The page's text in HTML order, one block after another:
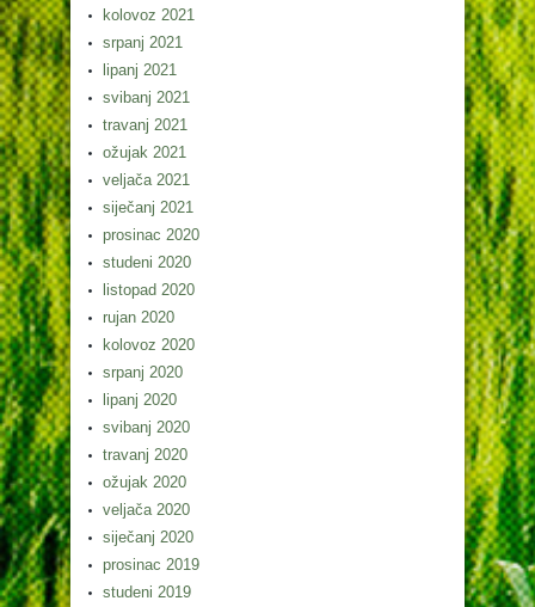
kolovoz 2021
srpanj 2021
lipanj 2021
svibanj 2021
travanj 2021
ožujak 2021
veljača 2021
siječanj 2021
prosinac 2020
studeni 2020
listopad 2020
rujan 2020
kolovoz 2020
srpanj 2020
lipanj 2020
svibanj 2020
travanj 2020
ožujak 2020
veljača 2020
siječanj 2020
prosinac 2019
studeni 2019